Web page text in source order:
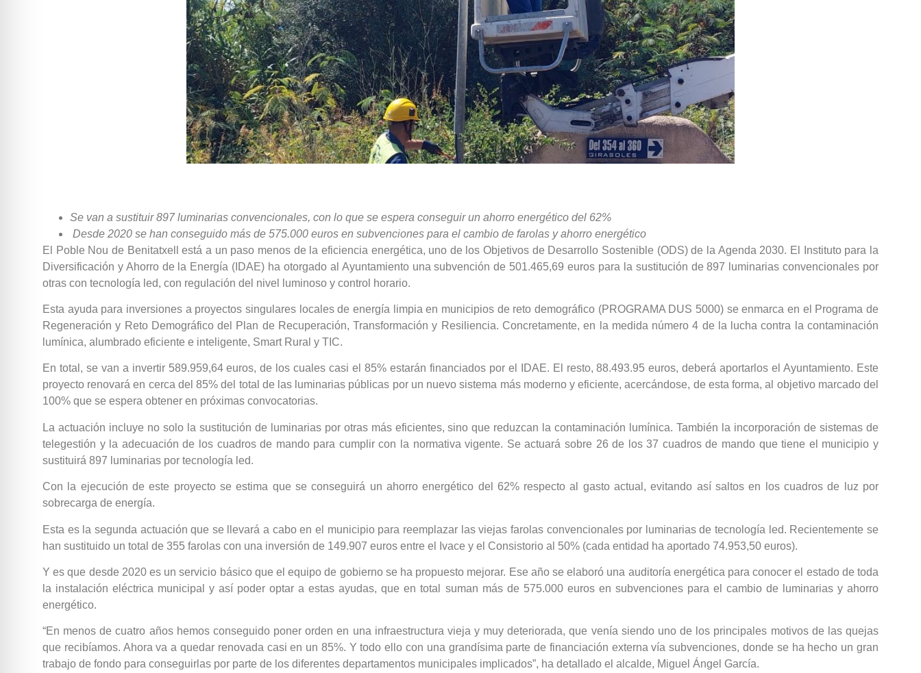
Se van a sustituir 897 luminarias convencionales, con lo que se espera conseguir un ahorro energético del 62%
Desde 2020 se han conseguido más de 575.000 euros en subvenciones para el cambio de farolas y ahorro energético
El Poble Nou de Benitatxell está a un paso menos de la eficiencia energética, uno de los Objetivos de Desarrollo Sostenible (ODS) de la Agenda 2030. El Instituto para la
Diversificación y Ahorro de la Energía (IDAE) ha otorgado al Ayuntamiento una subvención de 501.465,69 euros para la sustitución de 897 luminarias convencionales por
otras con tecnología led, con regulación del nivel luminoso y control horario.
Esta ayuda para inversiones a proyectos singulares locales de energía limpia en municipios de reto demográfico (PROGRAMA DUS 5000) se enmarca en el Programa de
Regeneración y Reto Demográfico del Plan de Recuperación, Transformación y Resiliencia. Concretamente, en la medida número 4 de la lucha contra la contaminación
lumínica, alumbrado eficiente e inteligente, Smart Rural y TIC.
En total, se van a invertir 589.959,64 euros, de los cuales casi el 85% estarán financiados por el IDAE. El resto, 88.493.95 euros, deberá aportarlos el Ayuntamiento. Este
proyecto renovará en cerca del 85% del total de las luminarias públicas por un nuevo sistema más moderno y eficiente, acercándose, de esta forma, al objetivo marcado del
100% que se espera obtener en próximas convocatorias.
La actuación incluye no solo la sustitución de luminarias por otras más eficientes, sino que reduzcan la contaminación lumínica. También la incorporación de sistemas de
telegestión y la adecuación de los cuadros de mando para cumplir con la normativa vigente. Se actuará sobre 26 de los 37 cuadros de mando que tiene el municipio y
sustituirá 897 luminarias por tecnología led.
Con la ejecución de este proyecto se estima que se conseguirá un ahorro energético del 62% respecto al gasto actual, evitando así saltos en los cuadros de luz por
sobrecarga de energía.
Esta es la segunda actuación que se llevará a cabo en el municipio para reemplazar las viejas farolas convencionales por luminarias de tecnología led. Recientemente se
han sustituido un total de 355 farolas con una inversión de 149.907 euros entre el Ivace y el Consistorio al 50% (cada entidad ha aportado 74.953,50 euros).
Y es que desde 2020 es un servicio básico que el equipo de gobierno se ha propuesto mejorar. Ese año se elaboró una auditoría energética para conocer el estado de toda
la instalación eléctrica municipal y así poder optar a estas ayudas, que en total suman más de 575.000 euros en subvenciones para el cambio de luminarias y ahorro
energético.
“En menos de cuatro años hemos conseguido poner orden en una infraestructura vieja y muy deteriorada, que venía siendo uno de los principales motivos de las quejas
que recibíamos. Ahora va a quedar renovada casi en un 85%. Y todo ello con una grandísima parte de financiación externa vía subvenciones, donde se ha hecho un gran
trabajo de fondo para conseguirlas por parte de los diferentes departamentos municipales implicados”, ha detallado el alcalde, Miguel Ángel García.